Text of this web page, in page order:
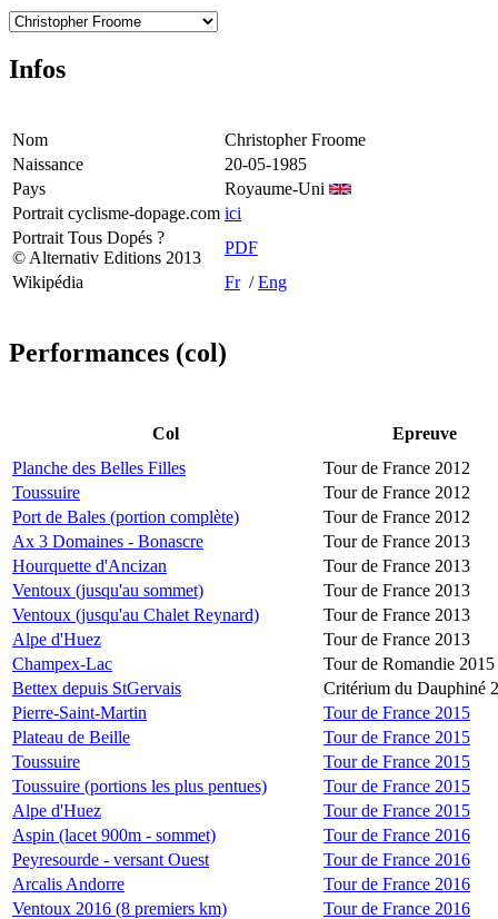
Infos
Nom
Christopher Froome
Naissance
20-05-1985
Pays
Royaume-Uni
Portrait cyclisme-dopage.com ici
Portrait Tous Dopés ?
© Alternativ Editions 2013
PDF
Wikipédia
Fr/Eng
Performances (col)
Col
Epreuve
Planche des Belles Filles
Tour de France 2012
Toussuire
Tour de France 2012
Port de Bales (portion complète)
Tour de France 2012
Ax 3 Domaines - Bonascre
Tour de France 2013
Hourquette d'Ancizan
Tour de France 2013
Ventoux (jusqu'au sommet)
Tour de France 2013
Ventoux (jusqu'au Chalet Reynard)
Tour de France 2013
Alpe d'Huez
Tour de France 2013
Champex-Lac
Tour de Romandie 2015
Bettex depuis StGervais
Critérium du Dauphiné
Pierre-Saint-Martin
Tour de France 2015
Plateau de Beille
Tour de France 2015
Toussuire
Tour de France 2015
Toussuire (portions les plus pentues)
Tour de France 2015
Alpe d'Huez
Tour de France 2015
Aspin (lacet 900m - sommet)
Tour de France 2016
Peyresourde - versant Ouest
Tour de France 2016
Arcalis Andorre
Tour de France 2016
Ventoux 2016 (8 premiers km)
Tour de France 2016